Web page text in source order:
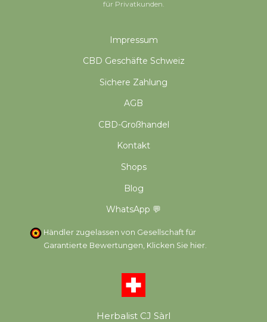
Herbalist CJ Sàrl
Impressum
CBD Geschäfte Schweiz
Sichere Zahlung
AGB
CBD-Großhandel
Kontakt
Shops
Blog
WhatsApp 💬
Händler zugelassen von Gesellschaft für
Garantierte Bewertungen, Klicken Sie hier.
für Privatkunden.